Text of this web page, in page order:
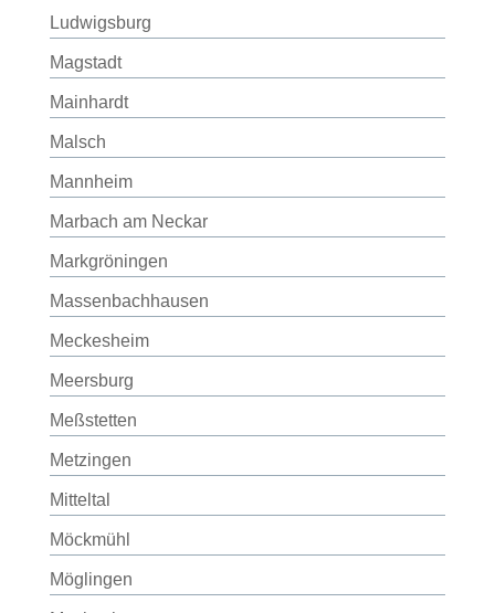
Ludwigsburg
Magstadt
Mainhardt
Malsch
Mannheim
Marbach am Neckar
Markgröningen
Massenbachhausen
Meckesheim
Meersburg
Meßstetten
Metzingen
Mitteltal
Möckmühl
Möglingen